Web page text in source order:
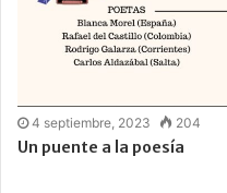
4 septiembre, 2023 204
Un puente a la poesía